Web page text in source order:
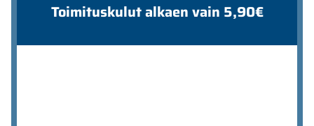
Toimituskulut alkaen vain 5,90€